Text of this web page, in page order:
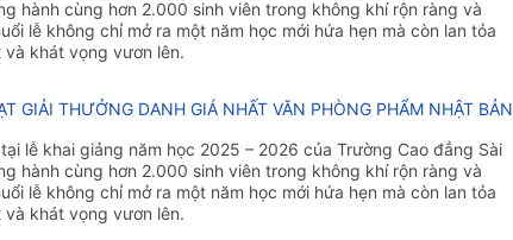
hành cùng hơn 2.000 sinh viên trong không khí rộn ràng và
lễ không chỉ mở ra một năm học mới hứa hẹn mà còn lan tỏa
khát vọng vươn lên.
GIẢI THƯỞNG DANH GIÁ NHẤT VĂN PHÒNG PHẨM NHẬT BẢN
lễ khai giảng năm học 2025 – 2026 của Trường Cao đẳng Sài
hành cùng hơn 2.000 sinh viên trong không khí rộn ràng và
lễ không chỉ mở ra một năm học mới hứa hẹn mà còn lan tỏa
khát vọng vươn lên.